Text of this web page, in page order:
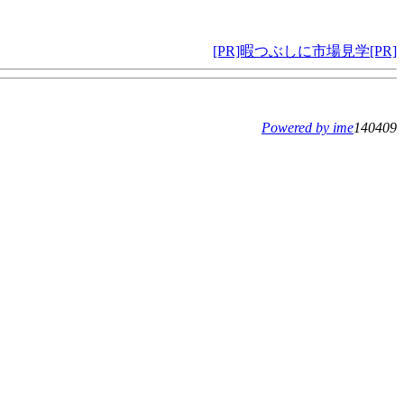
[PR]暇つぶしに市場見学[PR]
Powered by ime140409